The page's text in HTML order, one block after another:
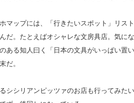
マップには、「行きたいスポット」リス
だ。たとえばオシャレな文房具店。気に
ある知人曰く「日本の文具がいっぱい置
だ。
シシリアンピッツァのお店も行ってみた